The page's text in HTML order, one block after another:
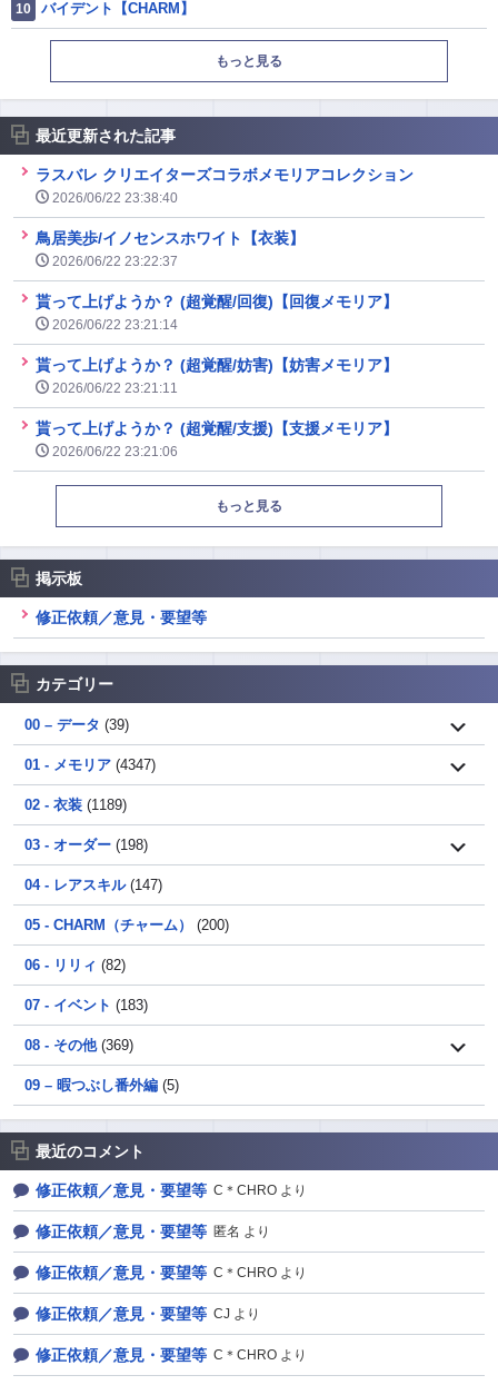
バイデント【CHARM】
もっと見る
最近更新された記事
ラスバレ クリエイターズコラボメモリアコレクション
2026/06/22 23:38:40
鳥居美歩/イノセンスホワイト【衣装】
2026/06/22 23:22:37
貰って上げようか？ (超覚醒/回復)【回復メモリア】
2026/06/22 23:21:14
貰って上げようか？ (超覚醒/妨害)【妨害メモリア】
2026/06/22 23:21:11
貰って上げようか？ (超覚醒/支援)【支援メモリア】
2026/06/22 23:21:06
もっと見る
掲示板
修正依頼／意見・要望等
カテゴリー
00 – データ (39)
01 - メモリア (4347)
02 - 衣装 (1189)
03 - オーダー (198)
04 - レアスキル(147)
05 - CHARM（チャーム） (200)
06 - リリィ (82)
07 - イベント (183)
08 - その他(369)
09 – 暇つぶし番外編 (5)
最近のコメント
修正依頼／意見・要望等 C＊CHRO より
修正依頼／意見・要望等 匿名 より
修正依頼／意見・要望等 C＊CHRO より
修正依頼／意見・要望等 CJ より
修正依頼／意見・要望等 C＊CHRO より